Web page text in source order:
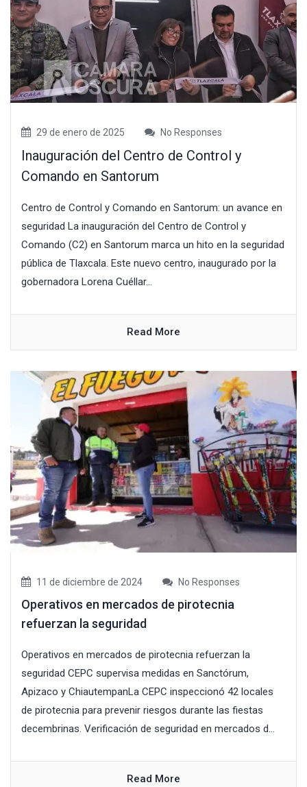
29 de enero de 2025 No Responses
Inauguración del Centro de Control y
Comando en Santorum
Centro de Control y Comando en Santorum: un avance en
seguridad La inauguración del Centro de Control y
Comando (C2) en Santorum marca un hito en la seguridad
pública de Tlaxcala. Este nuevo centro, inaugurado por la
gobernadora Lorena Cuéllar...
Read More
11 de diciembre de 2024 No Responses
Operativos en mercados de pirotecnia
refuerzan la seguridad
Operativos en mercados de pirotecnia refuerzan la
seguridad CEPC supervisa medidas en Sanctórum,
Apizaco y ChiautempanLa CEPC inspeccionó 42 locales
de pirotecnia para prevenir riesgos durante las fiestas
decembrinas. Verificación de seguridad en mercados d...
Read More